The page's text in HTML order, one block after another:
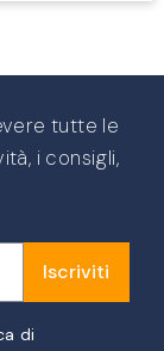
tutte le
i consigli,
Iscriviti
di